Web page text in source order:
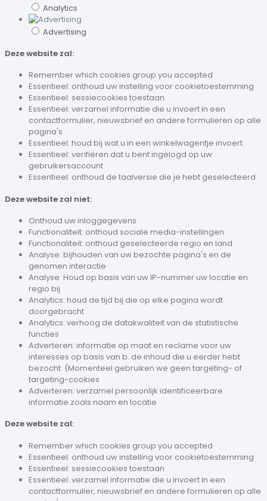
Analytics
Advertising
Deze website zal:
Remember which cookies group you accepted
Essentieel: onthoud uw instelling voor cookietoestemming
Essentieel: sessiecookies toestaan
Essentieel: verzamel informatie die u invoert in een
contactformulier, nieuwsbrief en andere formulieren op alle
pagina's
Essentieel: houd bij wat u in een winkelwagentje invoert
Essentieel: verifiëren dat u bent ingelogd op uw
gebruikersaccount
Essentieel: onthoud de taalversie die je hebt geselecteerd
Deze website zal niet:
Onthoud uw inloggegevens
Functionaliteit: onthoud sociale media-instellingen
Functionaliteit: onthoud geselecteerde regio en land
Analyse: bijhouden van uw bezochte pagina's en de
genomen interactie
Analyse: Houd op basis van uw IP-nummer uw locatie en
regio bij
Analytics: houd de tijd bij die op elke pagina wordt
doorgebracht
Analytics: verhoog de datakwaliteit van de statistische
functies
Adverteren: informatie op maat en reclame voor uw
interesses op basis van b. de inhoud die u eerder hebt
bezocht. (Momenteel gebruiken we geen targeting- of
targeting-cookies
Adverteren: verzamel persoonlijk identificeerbare
informatie zoals naam en locatie
Deze website zal:
Remember which cookies group you accepted
Essentieel: onthoud uw instelling voor cookietoestemming
Essentieel: sessiecookies toestaan
Essentieel: verzamel informatie die u invoert in een
contactformulier, nieuwsbrief en andere formulieren op alle